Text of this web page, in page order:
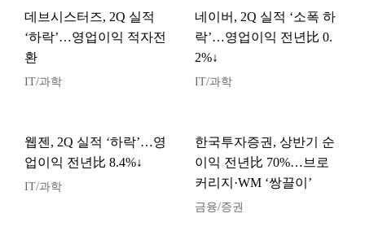
데브시스터즈, 2Q 실적
‘하락’…영업이익 적자전
환
IT/과학
네이버, 2Q 실적 ‘소폭 하
락’…영업이익 전년比 0.
2%↓
IT/과학
웹젠, 2Q 실적 ‘하락’…영
업이익 전년比 8.4%↓
IT/과학
한국투자증권, 상반기 순
이익 전년比 70%…브로
커리지·WM ‘쌍끌이’
금융/증권